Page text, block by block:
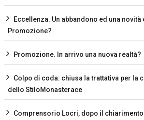
Eccellenza. Un abbandono ed una
Promozione?
Promozione. In arrivo una nuova realtà?
Colpo di coda: chiusa la trattativa per la
dello StiloMonasterace
Comprensorio Locri, dopo il